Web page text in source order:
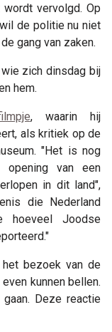
vervolgd. Op
de politie nu niet
gang van zaken.
zich dinsdag bij
hem.
, waarin hij
als kritiek op de
"Het is nog
van een
in dit land",
die Nederland
Joodse
bezoek van de
kunnen bellen.
Deze reactie